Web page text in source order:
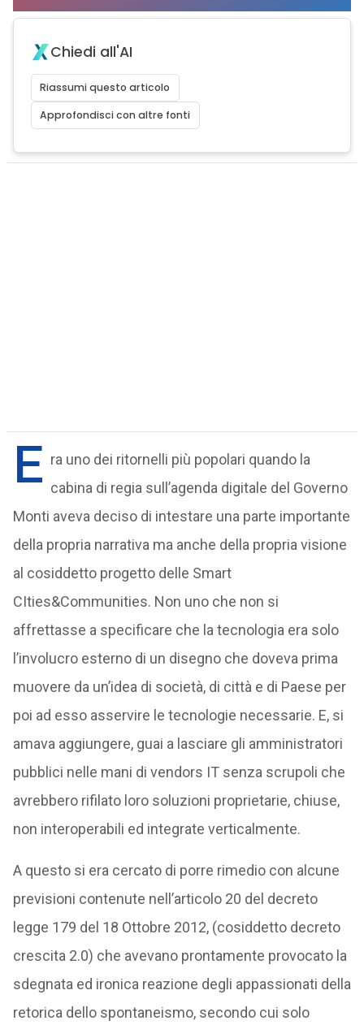
Chiedi all'AI
Riassumi questo articolo
Approfondisci con altre fonti
E ra uno dei ritornelli più popolari quando la
cabina di regia sull’agenda digitale del Governo
Monti aveva deciso di intestare una parte importante
della propria narrativa ma anche della propria visione
al cosiddetto progetto delle Smart
CIties&Communities. Non uno che non si
affrettasse a specificare che la tecnologia era solo
l’involucro esterno di un disegno che doveva prima
muovere da un’idea di società, di città e di Paese per
poi ad esso asservire le tecnologie necessarie. E, si
amava aggiungere, guai a lasciare gli amministratori
pubblici nelle mani di vendors IT senza scrupoli che
avrebbero rifilato loro soluzioni proprietarie, chiuse,
non interoperabili ed integrate verticalmente.
A questo si era cercato di porre rimedio con alcune
previsioni contenute nell’articolo 20 del decreto
legge 179 del 18 Ottobre 2012, (cosiddetto decreto
crescita 2.0) che avevano prontamente provocato la
sdegnata ed ironica reazione degli appassionati della
retorica dello spontaneismo, secondo cui solo